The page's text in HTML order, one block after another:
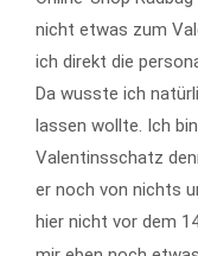
nicht etwas zum
ich direkt die
Da wusste ich
lassen wollte. Ich
Valentinsschatz
er noch von nichts
hier nicht vor dem